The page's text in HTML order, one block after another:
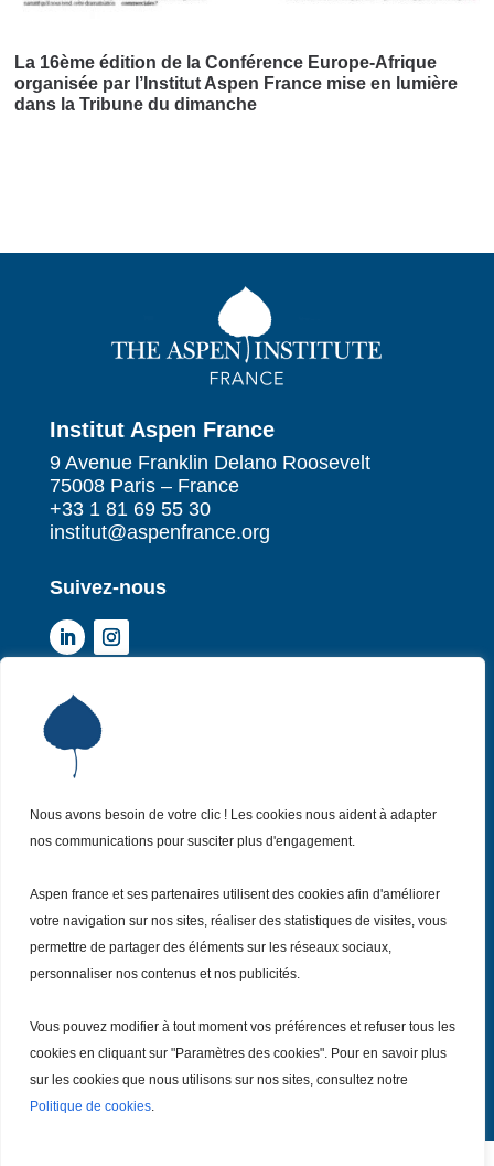
Nous avons besoin de votre clic ! Les cookies nous aident à adapter
nos communications pour susciter plus d'engagement.
Aspen france et ses partenaires utilisent des cookies afin d'améliorer
votre navigation sur nos sites, réaliser des statistiques de visites, vous
permettre de partager des éléments sur les réseaux sociaux,
personnaliser nos contenus et nos publicités.
Vous pouvez modifier à tout moment vos préférences et refuser tous les
cookies en cliquant sur "Paramètres des cookies". Pour en savoir plus
sur les cookies que nous utilisons sur nos sites, consultez notre
Politique de cookies.
La 16ème édition de la Conférence Europe-Afrique
organisée par l’Institut Aspen France mise en lumière
dans la Tribune du dimanche
Institut Aspen France
9 Avenue Franklin Delano Roosevelt
75008 Paris – France
+33 1 81 69 55 30
institut@aspenfrance.org
Suivez-nous
P Institut Aspen France
P Qui sommes-nous ?
Nos missions
P Nos actualités
P Nos évènements
Inscrivez vousà notre Newsletter
Je m’inscris